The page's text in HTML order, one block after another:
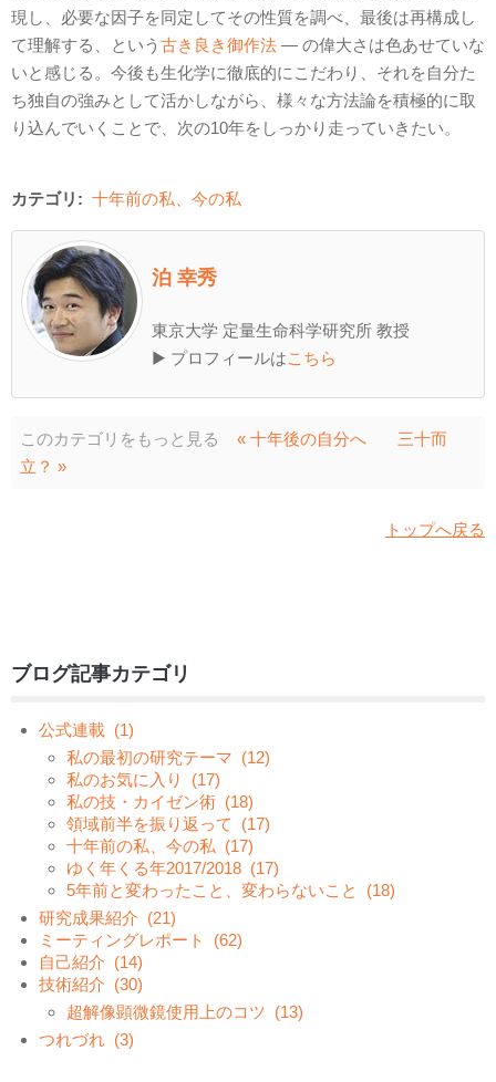
現し、必要な因子を同定してその性質を調べ、最後は再構成し
て理解する、という 古き良き御作法 ― の偉大さは色あせていな
いと感じる。今後も生化学に徹底的にこだわり、それを自分た
ち独自の強みとして活かしながら、様々な方法論を積極的に取
り込んでいくことで、次の10年をしっかり走っていきたい。
カテゴリ: 十年前の私、今の私
泊 幸秀
東京大学 定量生命科学研究所 教授
▶ プロフィールはこちら
このカテゴリをもっと見る « 十年後の自分へ
三十而
立？ »
トップへ戻る
ブログ記事カテゴリ
公式連載 (1)
私の最初の研究テーマ (12)
私のお気に入り
(17)
私の技・カイゼン術 (18)
領域前半を振り返って
(17)
十年前の私、今の私 (17)
ゆく年くる年2017/2018 (17)
5年前と変わったこと、変わらないこと
(18)
研究成果紹介 (21)
ミーティングレポート
(62)
自己紹介 (14)
技術紹介 (30)
超解像顕微鏡使用上のコツ (13)
つれづれ (3)